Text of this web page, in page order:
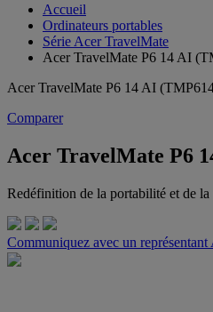
Accueil
Ordinateurs portables
Série Acer TravelMate
Acer TravelMate P6 14 AI
Acer TravelMate P6 14 AI
Comparer
Acer TravelMate P6
Redéfinition de la portabilité et de la
Communiquez avec un représentant